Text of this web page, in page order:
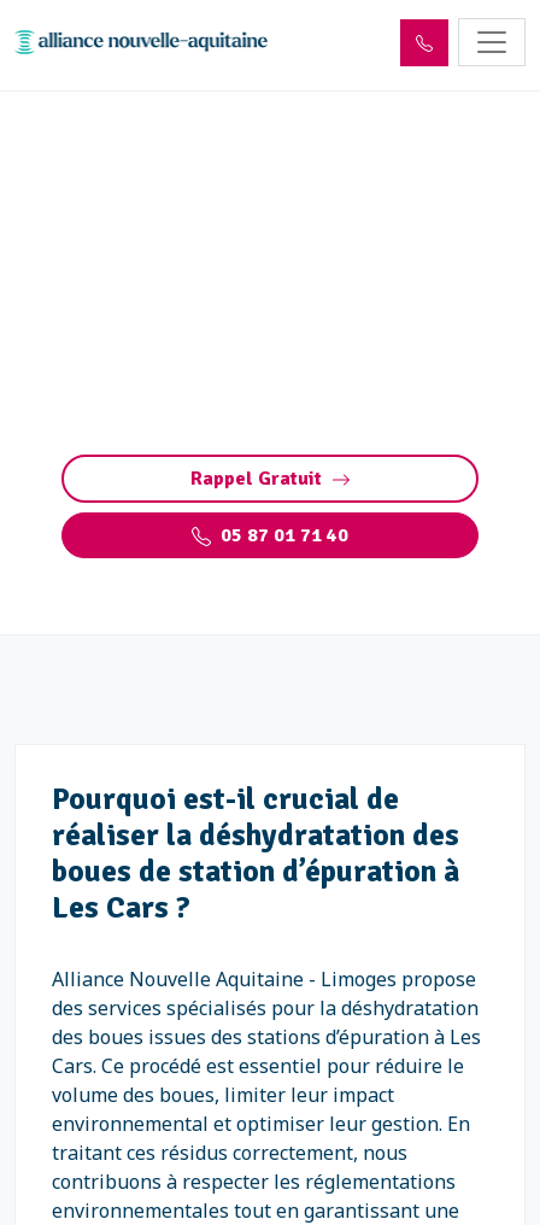
Rappel Gratuit
05 87 01 71 40
Pourquoi est-il crucial de
réaliser la déshydratation des
boues de station d’épuration à
Les Cars ?
Alliance Nouvelle Aquitaine - Limoges propose
des services spécialisés pour la déshydratation
des boues issues des stations d’épuration à Les
Cars. Ce procédé est essentiel pour réduire le
volume des boues, limiter leur impact
environnemental et optimiser leur gestion. En
traitant ces résidus correctement, nous
contribuons à respecter les réglementations
environnementales tout en garantissant une